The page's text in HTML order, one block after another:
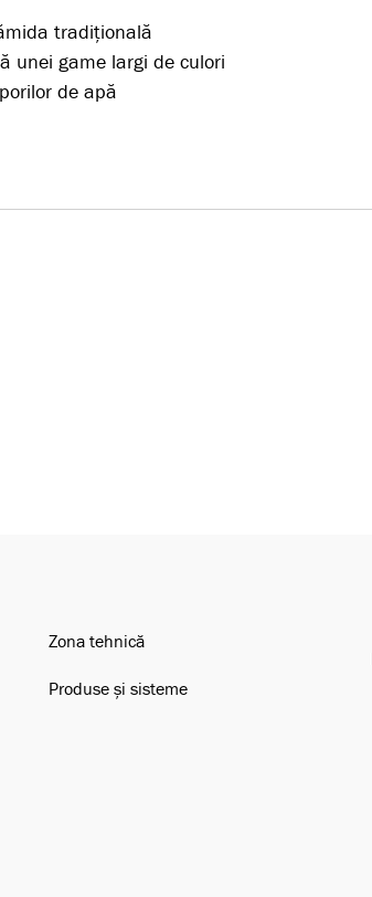
tradițională
unei game largi de culori
de apă
Zona tehnică
Produse și sisteme